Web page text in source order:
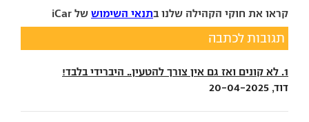
קראו את חוקי הקהילה שלנו בתנאי השימוש של iCar
תגובות לכתבה
1. לא קונים ואז גם אין צורך להטעין.. היברידי בלבד!
דוד, 20-04-2025